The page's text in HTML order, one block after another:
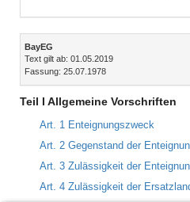
Inhalt
BayEG
Text gilt ab: 01.05.2019
Fassung: 25.07.1978
Teil I Allgemeine Vorschriften
Art. 1 Enteignungszweck
Art. 2 Gegenstand der
Art. 3 Zulässigkeit der
Art. 4 Zulässigkeit der